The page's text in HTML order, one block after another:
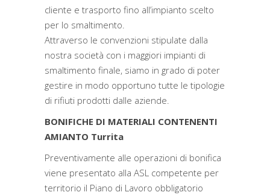
cliente e trasporto fino all’impianto scelto
per lo smaltimento.
Attraverso le convenzioni stipulate dalla
nostra società con i maggiori impianti di
smaltimento finale, siamo in grado di poter
gestire in modo opportuno tutte le tipologie
di rifiuti prodotti dalle aziende.
BONIFICHE DI MATERIALI CONTENENTI
AMIANTO Turrita
Preventivamente alle operazioni di bonifica
viene presentato alla ASL competente per
territorio il Piano di Lavoro obbligatorio